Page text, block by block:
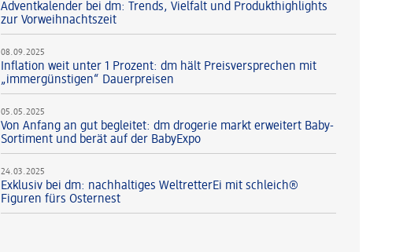
Adventkalender bei dm: Trends, Vielfalt und Produkthighlights
zur Vorweihnachtszeit
08.09.2025
Inflation weit unter 1 Prozent: dm hält Preisversprechen mit
„immergünstigen“ Dauerpreisen
05.05.2025
Von Anfang an gut begleitet: dm drogerie markt erweitert Baby-
Sortiment und berät auf der BabyExpo
24.03.2025
Exklusiv bei dm: nachhaltiges WeltretterEi mit schleich®
Figuren fürs Osternest